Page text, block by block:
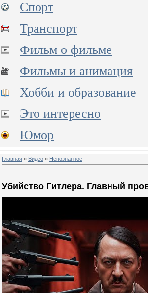
Спорт
Транспорт
Фильм о фильме
Фильмы и анимация
Хобби и образование
Это интересно
Юмор
Главная » Видео » Непознанное
Убийство Гитлера. Главный